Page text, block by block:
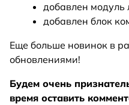
добавлен модуль
добавлен блок
Еще больше новинок в
обновлениями!
Будем очень
время оставить